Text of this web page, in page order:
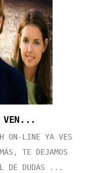
VEN...
ON-LINE YA VES
TE DEJAMOS
DE DUDAS ...